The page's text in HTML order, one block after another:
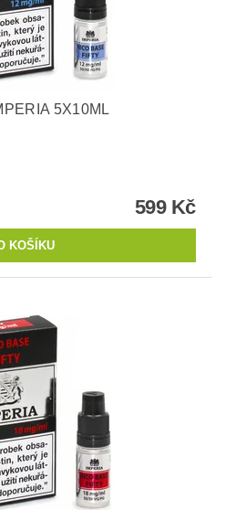
5X10ML
599 Kč